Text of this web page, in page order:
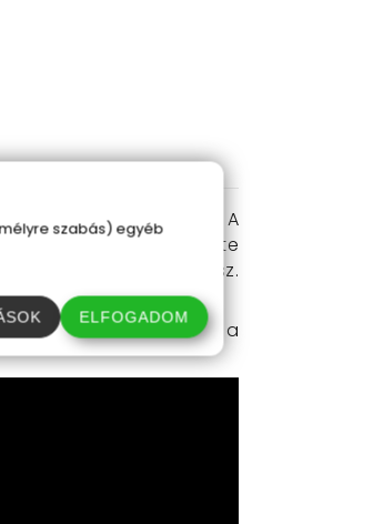
a konyhai munkát. A
köszönhetően szinte
is gyerekjáték lesz.
Légy részese a
szabás) egyéb
ELFOGADOM